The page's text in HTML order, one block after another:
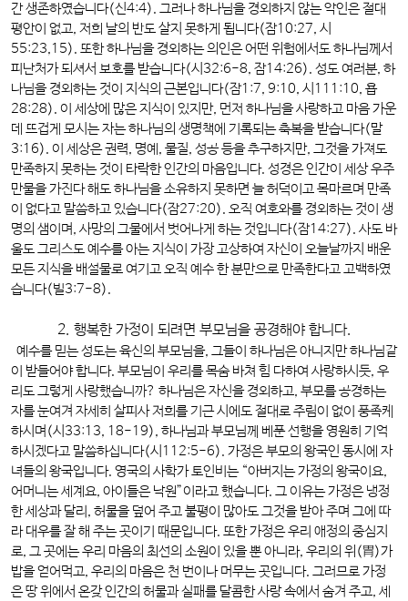
간 생존하였습니다(신4:4). 그러나 하나님을 경외하지 않는 악인은 절대
평안이 없고, 저희 날의 반도 살지 못하게 됩니다(잠10:27, 시
55:23,15). 또한 하나님을 경외하는 의인은 어떤 위험에서도 하나님께서
피난처가 되셔서 보호를 받습니다(시32:6-8, 잠14:26). 성도 여러분, 하
나님을 경외하는 것이 지식의 근본입니다(잠1:7, 9:10, 시111:10, 욥
28:28). 이 세상에 많은 지식이 있지만, 먼저 하나님을 사랑하고 마음 가운
데 뜨겁게 모시는 자는 하나님의 생명책에 기록되는 축복을 받습니다(말
3:16). 이 세상은 권력, 명예, 물질, 성공 등을 추구하지만, 그것을 가져도
만족하지 못하는 것이 타락한 인간의 마음입니다. 성경은 인간이 세상 우주
만물을 가진다 해도 하나님을 소유하지 못하면 늘 허덕이고 목마르며 만족
이 없다고 말씀하고 있습니다(잠27:20). 오직 여호와를 경외하는 것이 생
명의 샘이며, 사망의 그물에서 벗어나게 하는 것입니다(잠14:27). 사도 바
울도 그리스도 예수를 아는 지식이 가장 고상하여 자신이 오늘날까지 배운
모든 지식을 배설물로 여기고 오직 예수 한 분만으로 만족한다고 고백하였
습니다(빌3:7-8).
2. 행복한 가정이 되려면 부모님을 공경해야 합니다.
예수를 믿는 성도는 육신의 부모님을, 그들이 하나님은 아니지만 하나님같
이 받들어야 합니다. 부모님이 우리를 목숨 바쳐 힘 다하여 사랑하시듯, 우
리도 그렇게 사랑했습니까? 하나님은 자신을 경외하고, 부모를 공경하는
자를 눈여겨 자세히 살피사 저희를 기근 시에도 절대로 주림이 없이 풍족케
하시며(시33:13, 18-19), 하나님과 부모님께 베푼 선행을 영원히 기억
하시겠다고 말씀하십니다(시112:5-6). 가정은 부모의 왕국인 동시에 자
녀들의 왕국입니다. 영국의 사학가 토인비는 “아버지는 가정의 왕국이요,
어머니는 세계요, 아이들은 낙원”이라고 했습니다. 그 이유는 가정은 냉정
한 세상과 달리, 허물을 덮어 주고 불평이 많아도 그것을 받아 주며 그에 따
라 대우를 잘 해 주는 곳이기 때문입니다. 또한 가정은 우리 애정의 중심지
로, 그 곳에는 우리 마음의 최선의 소원이 있을 뿐 아니라, 우리의 위(胃)가
밥을 얻어먹고, 우리의 마음은 천 번이나 머무는 곳입니다. 그러므로 가정
은 땅 위에서 온갖 인간의 허물과 실패를 달콤한 사랑 속에서 숨겨 주고, 세